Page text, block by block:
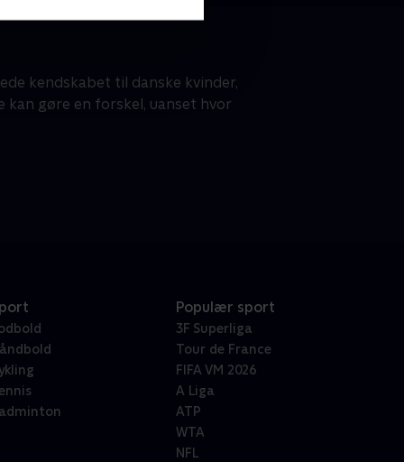
kendskabet til danske kvinder,
gøre en forskel, uanset hvor
Populær sport
3F Superliga
Tour de France
FIFA VM 2026
A Liga
ATP
WTA
NFL